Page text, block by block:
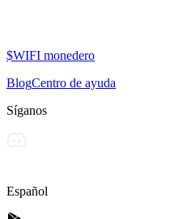
$WIFI monedero
BlogCentro de ayuda
Síganos
Español